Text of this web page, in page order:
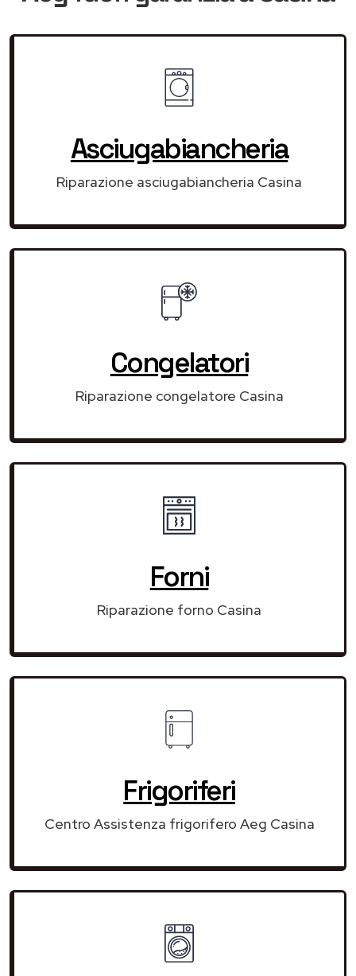
Asciugabiancheria
Riparazione asciugabiancheria Casina
Congelatori
Riparazione congelatore Casina
Forni
Riparazione forno Casina
Frigoriferi
Centro Assistenza frigorifero Aeg Casina